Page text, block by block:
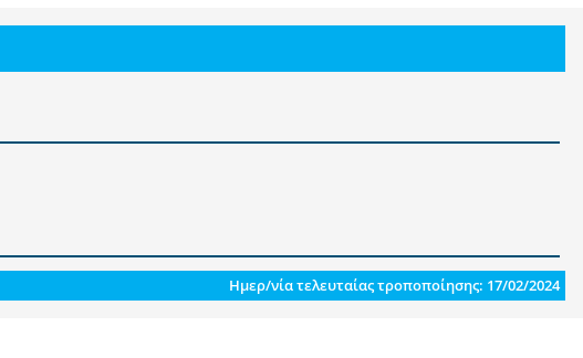
Ημερ/νία τελευταίας τροποποίησης: 17/02/2024